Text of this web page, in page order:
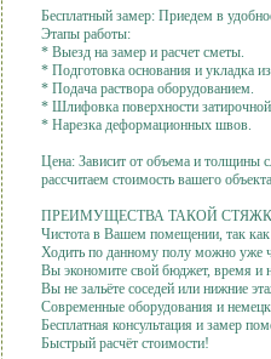
Бесплатный замер: Приедем в
Этапы работы:
* Выезд на замер и расчет сметы.
* Подготовка основания и укладка
* Подача раствора оборудованием.
* Шлифовка поверхности
* Нарезка деформационных швов.
Цена: Зависит от объема и толщины
рассчитаем стоимость вашего
ПРЕИМУЩЕСТВА ТАКОЙ
Чистота в Вашем помещении, так
Ходить по данному полу можно уже
Вы экономите свой бюджет, время и
Вы не зальёте соседей или нижние
Современные оборудования и
Бесплатная консультация и замер
Быстрый расчёт стоимости!